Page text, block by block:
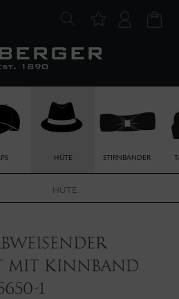
HÜTE STIRNBÄNDER
HÜTE
mit Kinnband
1